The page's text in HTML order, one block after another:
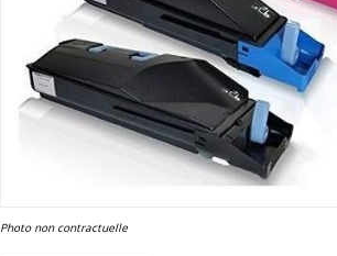
Photo non contractuelle